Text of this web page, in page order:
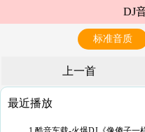
DJ
标准音质
上一首
最近播放